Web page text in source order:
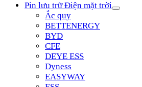
Pin lưu trữ Điện mặt trời
Ắc quy
BETTENERGY
BYD
CFE
DEYE ESS
Dyness
EASYWAY